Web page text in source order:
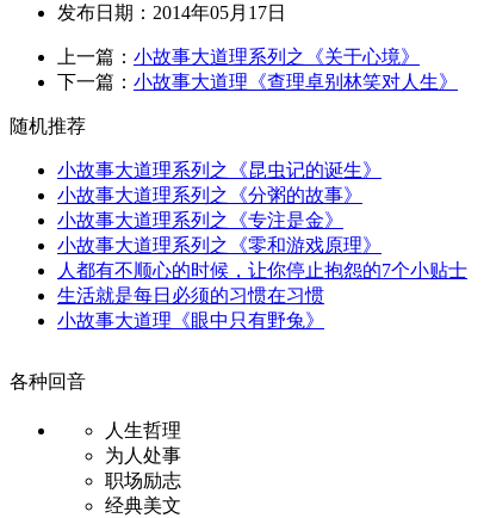
发布日期：2014年05月17日
上一篇： 小故事大道理系列之《关于心境》
下一篇： 小故事大道理《查理卓别林笑对人生》
随机推荐
小故事大道理系列之《昆虫记的诞生》
小故事大道理系列之《分粥的故事》
小故事大道理系列之《专注是金》
小故事大道理系列之《零和游戏原理》
人都有不顺心的时候，让你停止抱怨的7个小贴士
生活就是每日必须的习惯在习惯
小故事大道理《眼中只有野兔》
各种回音
人生哲理
为人处事
职场励志
经典美文